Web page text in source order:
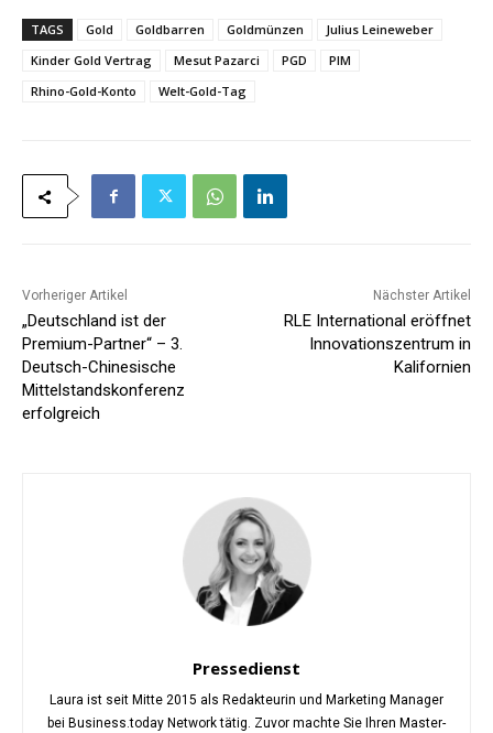
TAGS Gold Goldbarren Goldmünzen
Julius Leineweber
Kinder Gold Vertrag
Mesut Pazarci PGD
PIM
Rhino-Gold-Konto
Welt-Gold-Tag
Vorheriger Artikel
„Deutschland ist der
Premium-Partner“ – 3.
Deutsch-Chinesische
Mittelstandskonferenz
erfolgreich
Nächster Artikel
RLE International eröffnet
Innovationszentrum in
Kalifornien
Pressedienst
Laura ist seit Mitte 2015 als Redakteurin und Marketing Manager
bei Business.today Network tätig. Zuvor machte Sie Ihren Master-